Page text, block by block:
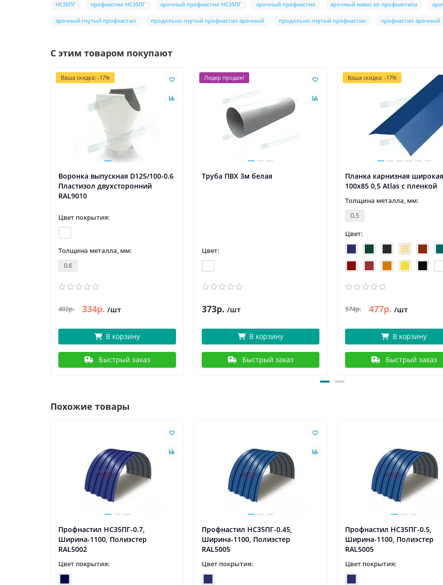
НС35ПГ профнастил НС35ПГ арочный профнастил НС35ПГ арочный профнастил арочный навес из профнастила
арочный гнутый профнастил продольно гнутый профнастил арочный продольно гнутый профнастил профнастил арочный
С этим товаром покупают
Ваша скидка: -17%
Воронка выпускная D125/100-0.6
Пластизол двухсторонний
RAL9010
Цвет покрытия:
Толщина металла, мм:
0.6
402р. 334р. /шт
В корзину
Быстрый заказ
Лидер продаж!
Труба ПВХ 3м белая
Цвет:
373р. /шт
В корзину
Быстрый заказ
Ваша скидка: -17%
Планка карнизная широкая
100х85 0,5 Atlas с пленкой
Толщина металла, мм:
0.5
Цвет:
574р. 477р. /шт
В корзину
Быстрый заказ
Похожие товары
Профнастил НС35ПГ-0.7,
Ширина-1100, Полиэстер
RAL5002
Цвет покрытия:
Профнастил НС35ПГ-0.45,
Ширина-1100, Полиэстер
RAL5005
Цвет покрытия:
Профнастил НС35ПГ-0.5,
Ширина-1100, Полиэстер
RAL5005
Цвет покрытия: